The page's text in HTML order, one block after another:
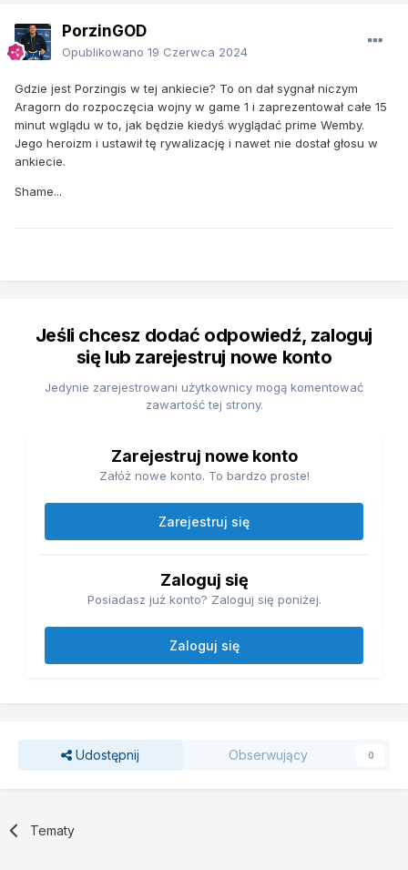
PorzinGOD
Opublikowano 19 Czerwca 2024
Gdzie jest Porzingis w tej ankiecie? To on dał sygnał niczym
Aragorn do rozpoczęcia wojny w game 1 i zaprezentował całe 15
minut wglądu w to, jak będzie kiedyś wyglądać prime Wemby.
Jego heroizm i ustawił tę rywalizację i nawet nie dostał głosu w
ankiecie.
Shame...
Jeśli chcesz dodać odpowiedź, zaloguj
się lub zarejestruj nowe konto
Jedynie zarejestrowani użytkownicy mogą komentować
zawartość tej strony.
Zarejestruj nowe konto
Załóż nowe konto. To bardzo proste!
Zarejestruj się
Zaloguj się
Posiadasz już konto? Zaloguj się poniżej.
Zaloguj się
Udostępnij Obserwujący 0
Tematy